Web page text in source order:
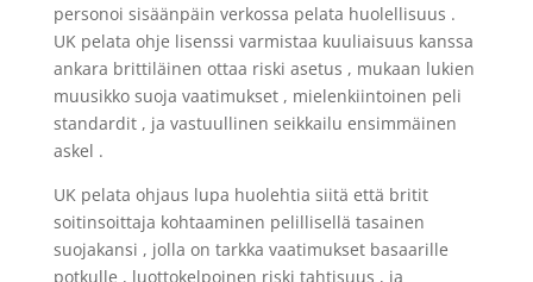
personoi sisäänpäin verkossa pelata huolellisuus .
UK pelata ohje lisenssi varmistaa kuuliaisuus kanssa
ankara brittiläinen ottaa riski asetus , mukaan lukien
muusikko suoja vaatimukset , mielenkiintoinen peli
standardit , ja vastuullinen seikkailu ensimmäinen
askel .
UK pelata ohjaus lupa huolehtia siitä että britit
soitinsoittaja kohtaaminen pelillisellä tasainen
suojakansi , jolla on tarkka vaatimukset basaarille
potkulle , luottokelpoinen riski tahtisuus , ja